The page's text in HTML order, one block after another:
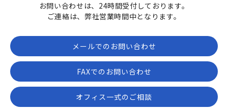
お問い合わせは、24時間受付しております。
ご連絡は、弊社営業時間中となります。
メールでのお問い合わせ
FAXでのお問い合わせ
オフィス一式のご相談